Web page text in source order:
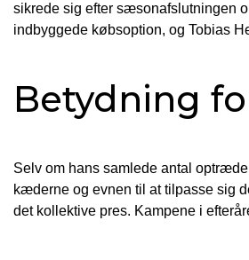
sikrede sig efter sæsonafslutningen
indbyggede købsoption, og Tobias
Betydning
Selv om hans samlede antal
kæderne og evnen til at tilpasse sig
det kollektive pres. Kampene i